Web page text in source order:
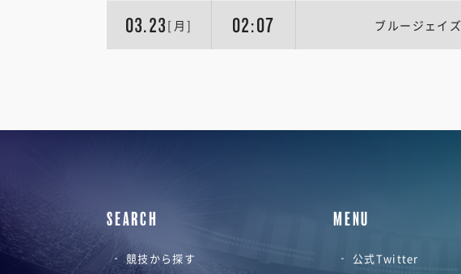
03.23 [月] 02:07 ブルージェイズ
SEARCH
競技から探す
MENU
公式Twitter